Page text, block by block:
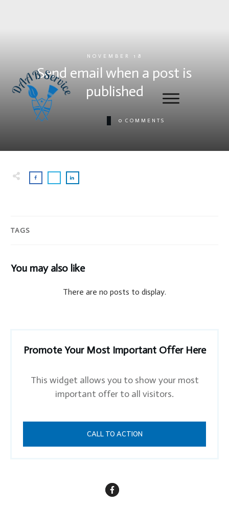
NOVEMBER 18
Send email when a post is
published
0 COMMENTS
TAGS
You may also like
Promote Your Most Important Offer Here
This widget allows you to show your most
important offer to all visitors.
CALL TO ACTION